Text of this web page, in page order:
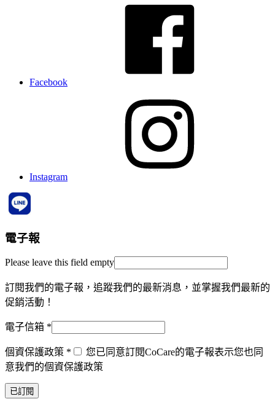
Facebook
Instagram
電子報
Please leave this field empty
訂閱我們的電子報，追蹤我們的最新消息，並掌握我們最新的
促銷活動！
電子信箱 *
個資保護政策 *
您已同意訂閱CoCare的電子報表示您也同
意我們的個資保護政策